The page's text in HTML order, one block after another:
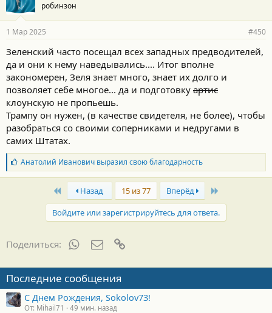
робинзон
1 Мар 2025 #450
Зеленский часто посещал всех западных предводителей,
да и они к нему наведывались.... Итог вполне
закономерен, Зеля знает много, знает их долго и
позволяет себе многое... да и подготовку артис
клоунскую не пропьешь.
Трампу он нужен, (в качестве свидетеля, не более), чтобы
разобраться со своими соперниками и недругами в
самих Штатах.
Б
л
а
о
т
и
:
Анатолий Ивановичвыразил свою благодарность
First Назад 15 из 77 Вперёд
Войдите или зарегистрируйтесь для ответа.
Поделиться: WhatsAppЭлектронная почта
Последние сообщения
С Днем Рождения, Sokolov73!
От: Mihail71 49 мин. назад